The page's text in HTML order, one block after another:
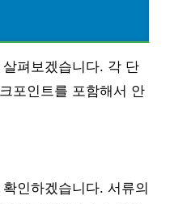
펴보겠습니다. 각 단
포인트를 포함해서 안
인하겠습니다. 서류의